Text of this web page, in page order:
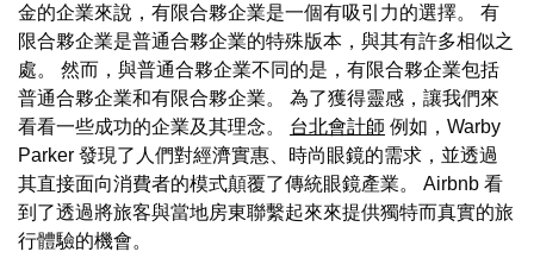
金的企業來說，有限合夥企業是一個有吸引力的選擇。 有
限合夥企業是普通合夥企業的特殊版本，與其有許多相似之
處。 然而，與普通合夥企業不同的是，有限合夥企業包括
普通合夥企業和有限合夥企業。 為了獲得靈感，讓我們來
看看一些成功的企業及其理念。 台北會計師 例如，Warby
Parker 發現了人們對經濟實惠、時尚眼鏡的需求，並透過
其直接面向消費者的模式顛覆了傳統眼鏡產業。 Airbnb 看
到了透過將旅客與當地房東聯繫起來來提供獨特而真實的旅
行體驗的機會。